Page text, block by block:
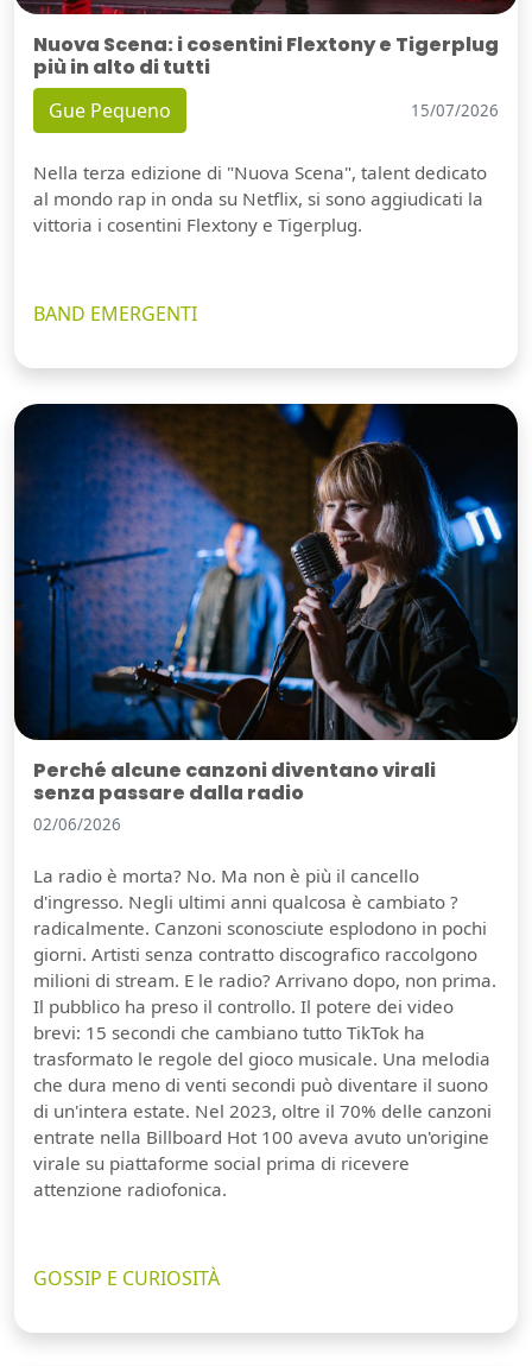
Nuova Scena: i cosentini Flextony e Tigerplug
più in alto di tutti
Gue Pequeno 15/07/2026
Nella terza edizione di "Nuova Scena", talent dedicato
al mondo rap in onda su Netflix, si sono aggiudicati la
vittoria i cosentini Flextony e Tigerplug.
BAND EMERGENTI
Perché alcune canzoni diventano virali
senza passare dalla radio
02/06/2026
La radio è morta? No. Ma non è più il cancello
d'ingresso. Negli ultimi anni qualcosa è cambiato ?
radicalmente. Canzoni sconosciute esplodono in pochi
giorni. Artisti senza contratto discografico raccolgono
milioni di stream. E le radio? Arrivano dopo, non prima.
Il pubblico ha preso il controllo. Il potere dei video
brevi: 15 secondi che cambiano tutto TikTok ha
trasformato le regole del gioco musicale. Una melodia
che dura meno di venti secondi può diventare il suono
di un'intera estate. Nel 2023, oltre il 70% delle canzoni
entrate nella Billboard Hot 100 aveva avuto un'origine
virale su piattaforme social prima di ricevere
attenzione radiofonica.
GOSSIP E CURIOSITÀ